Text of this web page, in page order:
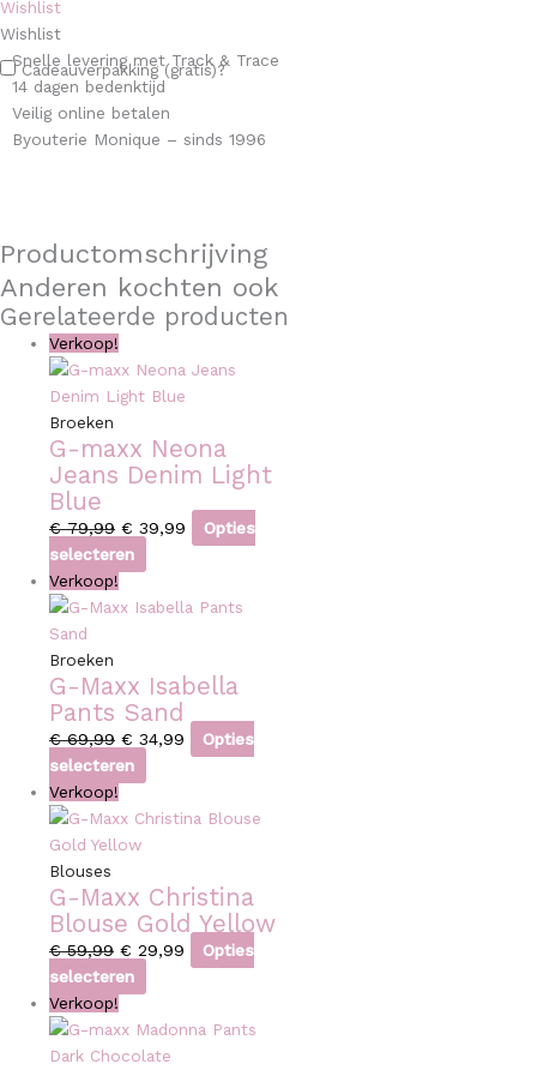
Cadeauverpakking (gratis)?
Wishlist
Wishlist
Snelle levering met Track & Trace
14 dagen bedenktijd
Veilig online betalen
Byouterie Monique – sinds 1996
Productomschrijving
Anderen kochten ook
Gerelateerde producten
Verkoop!
Broeken
G-maxx Neona
Jeans Denim Light
Blue
€79,99 € 39,99
Opties
selecteren
Verkoop!
Broeken
G-Maxx Isabella
Pants Sand
€69,99 € 34,99
Opties
selecteren
Verkoop!
Blouses
G-Maxx Christina
Blouse Gold Yellow
€59,99 € 29,99
Opties
selecteren
Verkoop!